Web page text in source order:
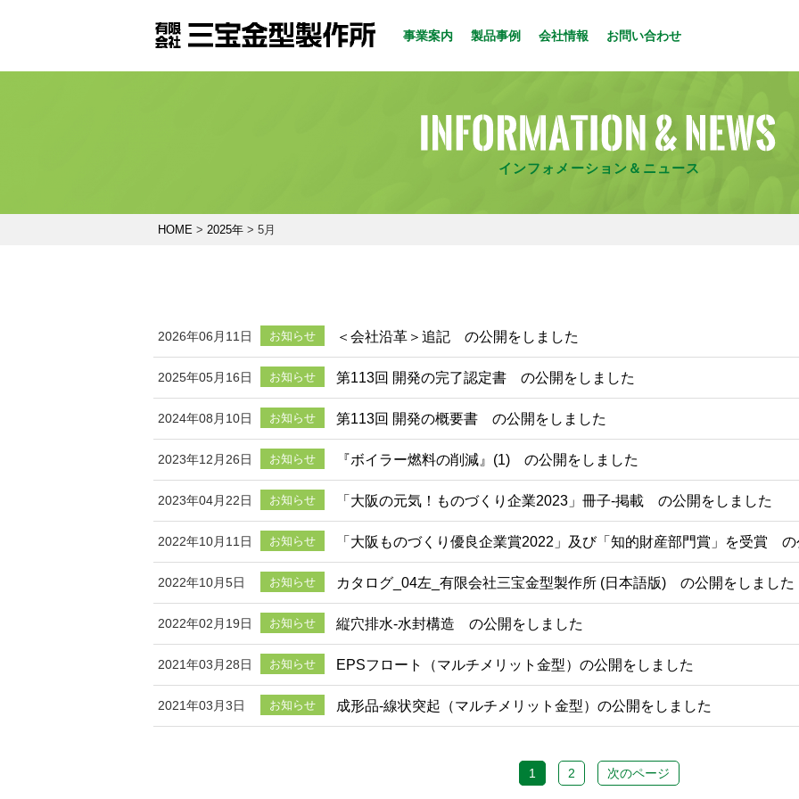
事業案内 製品事例 会社情報 お問い合わせ
インフォメーション＆ニュース
HOME > 2025年 > 5月
2026年06月11日 お知らせ ＜会社沿革＞追記 の公開をしました
2025年05月16日 お知らせ 第113回 開発の完了認定書 の公開をしました
2024年08月10日 お知らせ 第113回 開発の概要書 の公開をしました
2023年12月26日 お知らせ 『ボイラー燃料の削減』(1) の公開をしました
2023年04月22日 お知らせ 「大阪の元気！ものづくり企業2023」冊子-掲載 の公開をしました
2022年10月11日 お知らせ 「大阪ものづくり優良企業賞2022」及び「知的財産部門賞」を受賞
2022年10月5日 お知らせ カタログ_04左_有限会社三宝金型製作所 (日本語版) の公開をしました
2022年02月19日 お知らせ 縦穴排水-水封構造 の公開をしました
2021年03月28日 お知らせ EPSフロート（マルチメリット金型）の公開をしました
2021年03月3日 お知らせ 成形品-線状突起（マルチメリット金型）の公開をしました
1 2 次のページ